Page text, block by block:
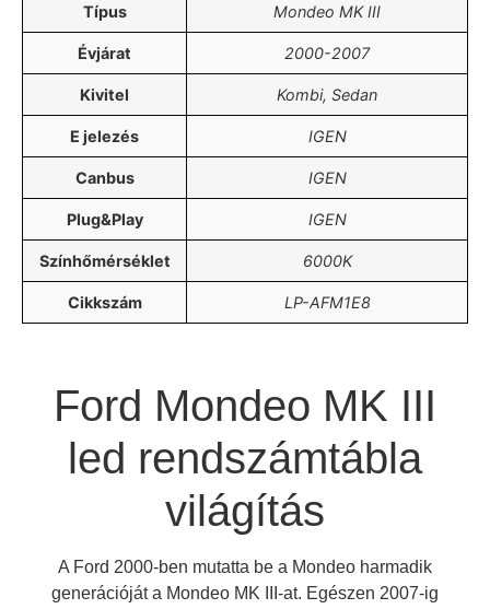
Típus Mondeo MK III
Évjárat 2000-2007
Kivitel Kombi, Sedan
E jelezés IGEN
Canbus IGEN
Plug&Play IGEN
Színhőmérséklet 6000K
Cikkszám LP-AFM1E8
Ford Mondeo MK III
led rendszámtábla
világítás
A Ford 2000-ben mutatta be a Mondeo harmadik
generációját a Mondeo MK III-at. Egészen 2007-ig